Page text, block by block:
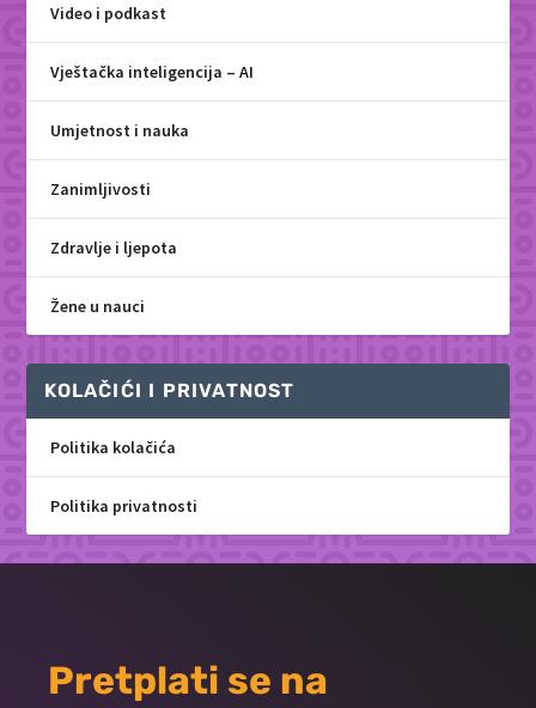
Video i podkast
Vještačka inteligencija – AI
Umjetnost i nauka
Zanimljivosti
Zdravlje i ljepota
Žene u nauci
KOLAČIĆI I PRIVATNOST
Politika kolačića
Politika privatnosti
Pretplati se na